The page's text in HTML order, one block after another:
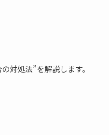
対処法”を解説します。